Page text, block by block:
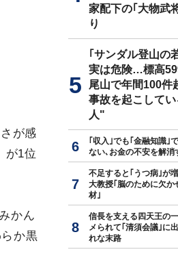
が感
が1位
かん
か黒
家配下の｢大物武
り
｢サンダル登山の
実は危険…標高
尾山で年間100件
事故を起こして
人"
｢収入｣でも｢金融知識｣
ない､お金の不安を解消
不足すると｢うつ病｣が
大教授｢脳のために欠
材｣
信長を支える四天王の
メられて｢清須会議｣に
れな末路